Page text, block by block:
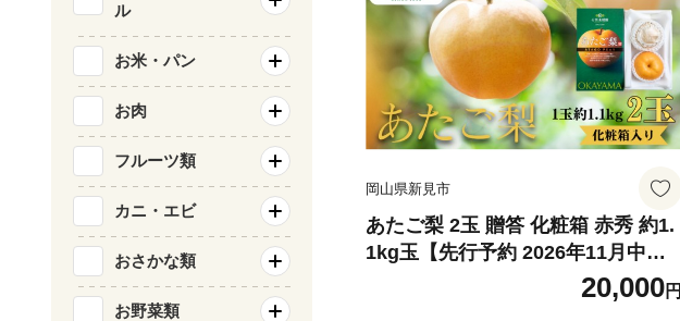
岡山県新見市
あたご梨 2玉 贈答 化粧箱 赤秀 約1.
1kg玉【先行予約 2026年11月中旬
20,000円
ル
お米・パン
お肉
フルーツ類
カニ・エビ
おさかな類
お野菜類